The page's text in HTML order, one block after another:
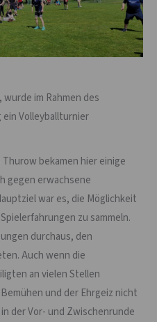
im Rahmen des
ein Volleyballturnier
bekamen hier einige
gegen erwachsene
war es, die Möglichkeit
zu sammeln.
durchaus, den
Auch wenn die
an vielen Stellen
und der Ehrgeiz nicht
der Vor- und Zwischenrunde